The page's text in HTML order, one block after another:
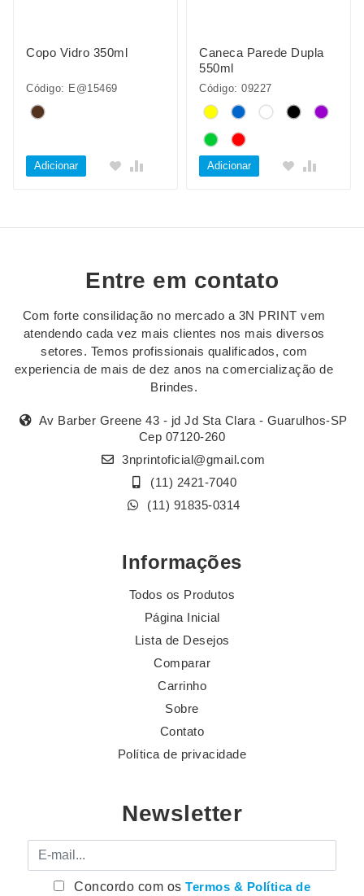
Copo Vidro 350ml
Código: E@15469
Adicionar
Caneca Parede Dupla
550ml
Código: 09227
Adicionar
Entre em contato
Com forte consilidação no mercado a 3N PRINT vem
atendendo cada vez mais clientes nos mais diversos
setores. Temos profissionais qualificados, com
experiencia de mais de dez anos na comercialização de
Brindes.
Av Barber Greene 43 - jd Jd Sta Clara - Guarulhos-SP
Cep 07120-260
3nprintoficial@gmail.com
(11) 2421-7040
(11) 91835-0314
Informações
Todos os Produtos
Página Inicial
Lista de Desejos
Comparar
Carrinho
Sobre
Contato
Política de privacidade
Newsletter
E-mail
Concordo com osTermos & Política de